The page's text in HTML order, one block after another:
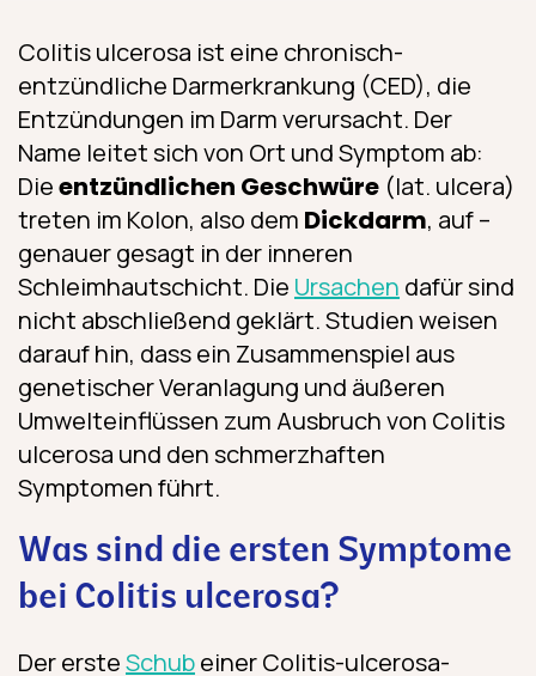
Colitis ulcerosa ist eine chronisch-
entzündliche Darmerkrankung (CED), die
Entzündungen im Darm verursacht. Der
Name leitet sich von Ort und Symptom ab:
Dieentzündlichen Geschwüre (lat. ulcera)
treten im Kolon, also dem Dickdarm, auf –
genauer gesagt in der inneren
Schleimhautschicht. Die Ursachen dafür sind
nicht abschließend geklärt. Studien weisen
darauf hin, dass ein Zusammenspiel aus
genetischer Veranlagung und äußeren
Umwelteinflüssen zum Ausbruch von Colitis
ulcerosa und den schmerzhaften
Symptomen führt.
Was sind die ersten Symptome
bei Colitis ulcerosa?
Der ersteSchubeiner Colitis-ulcerosa-